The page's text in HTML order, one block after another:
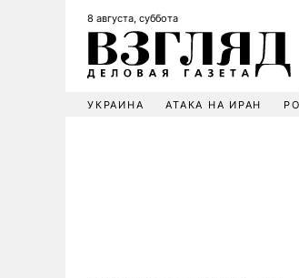
8 августа, суббота
УКРАИНА АТАКА НА ИРАН